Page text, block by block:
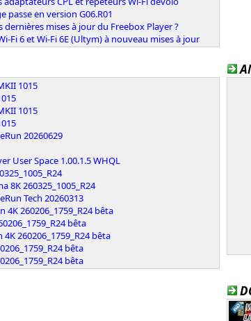
passe en version G06.R01
dernières mises à jour du Freebox Player ?
Fi 6 et Wi-Fi 6E (Ultym) à nouveau mises à jour
1015
1015
20260629
User Space 1.00.1.5 WHQL
8K 260325_1005_R24
Tech 20260313
4K 260206_1759_R24 bêta
bêta
260206_1759_R24 bêta
bêta
bêta